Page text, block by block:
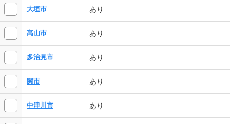
大垣市 あり
高山市 あり
多治見市 あり
関市 あり
中津川市 あり